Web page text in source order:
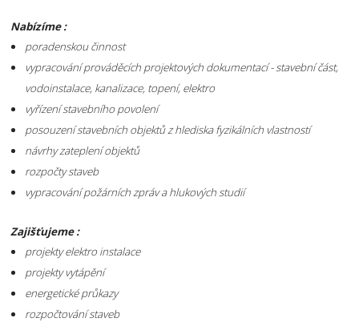
Nabízíme :
poradenskou činnost
vypracování prováděcích projektových dokumentací - stavební část,
vodoinstalace, kanalizace, topení, elektro
vyřízení stavebního povolení
posouzení stavebních objektů z hlediska fyzikálních vlastností
návrhy zateplení objektů
rozpočty staveb
vypracování požárních zpráv a hlukových studií
Zajišťujeme :
projekty elektro instalace
projekty vytápění
energetické průkazy
rozpočtování staveb